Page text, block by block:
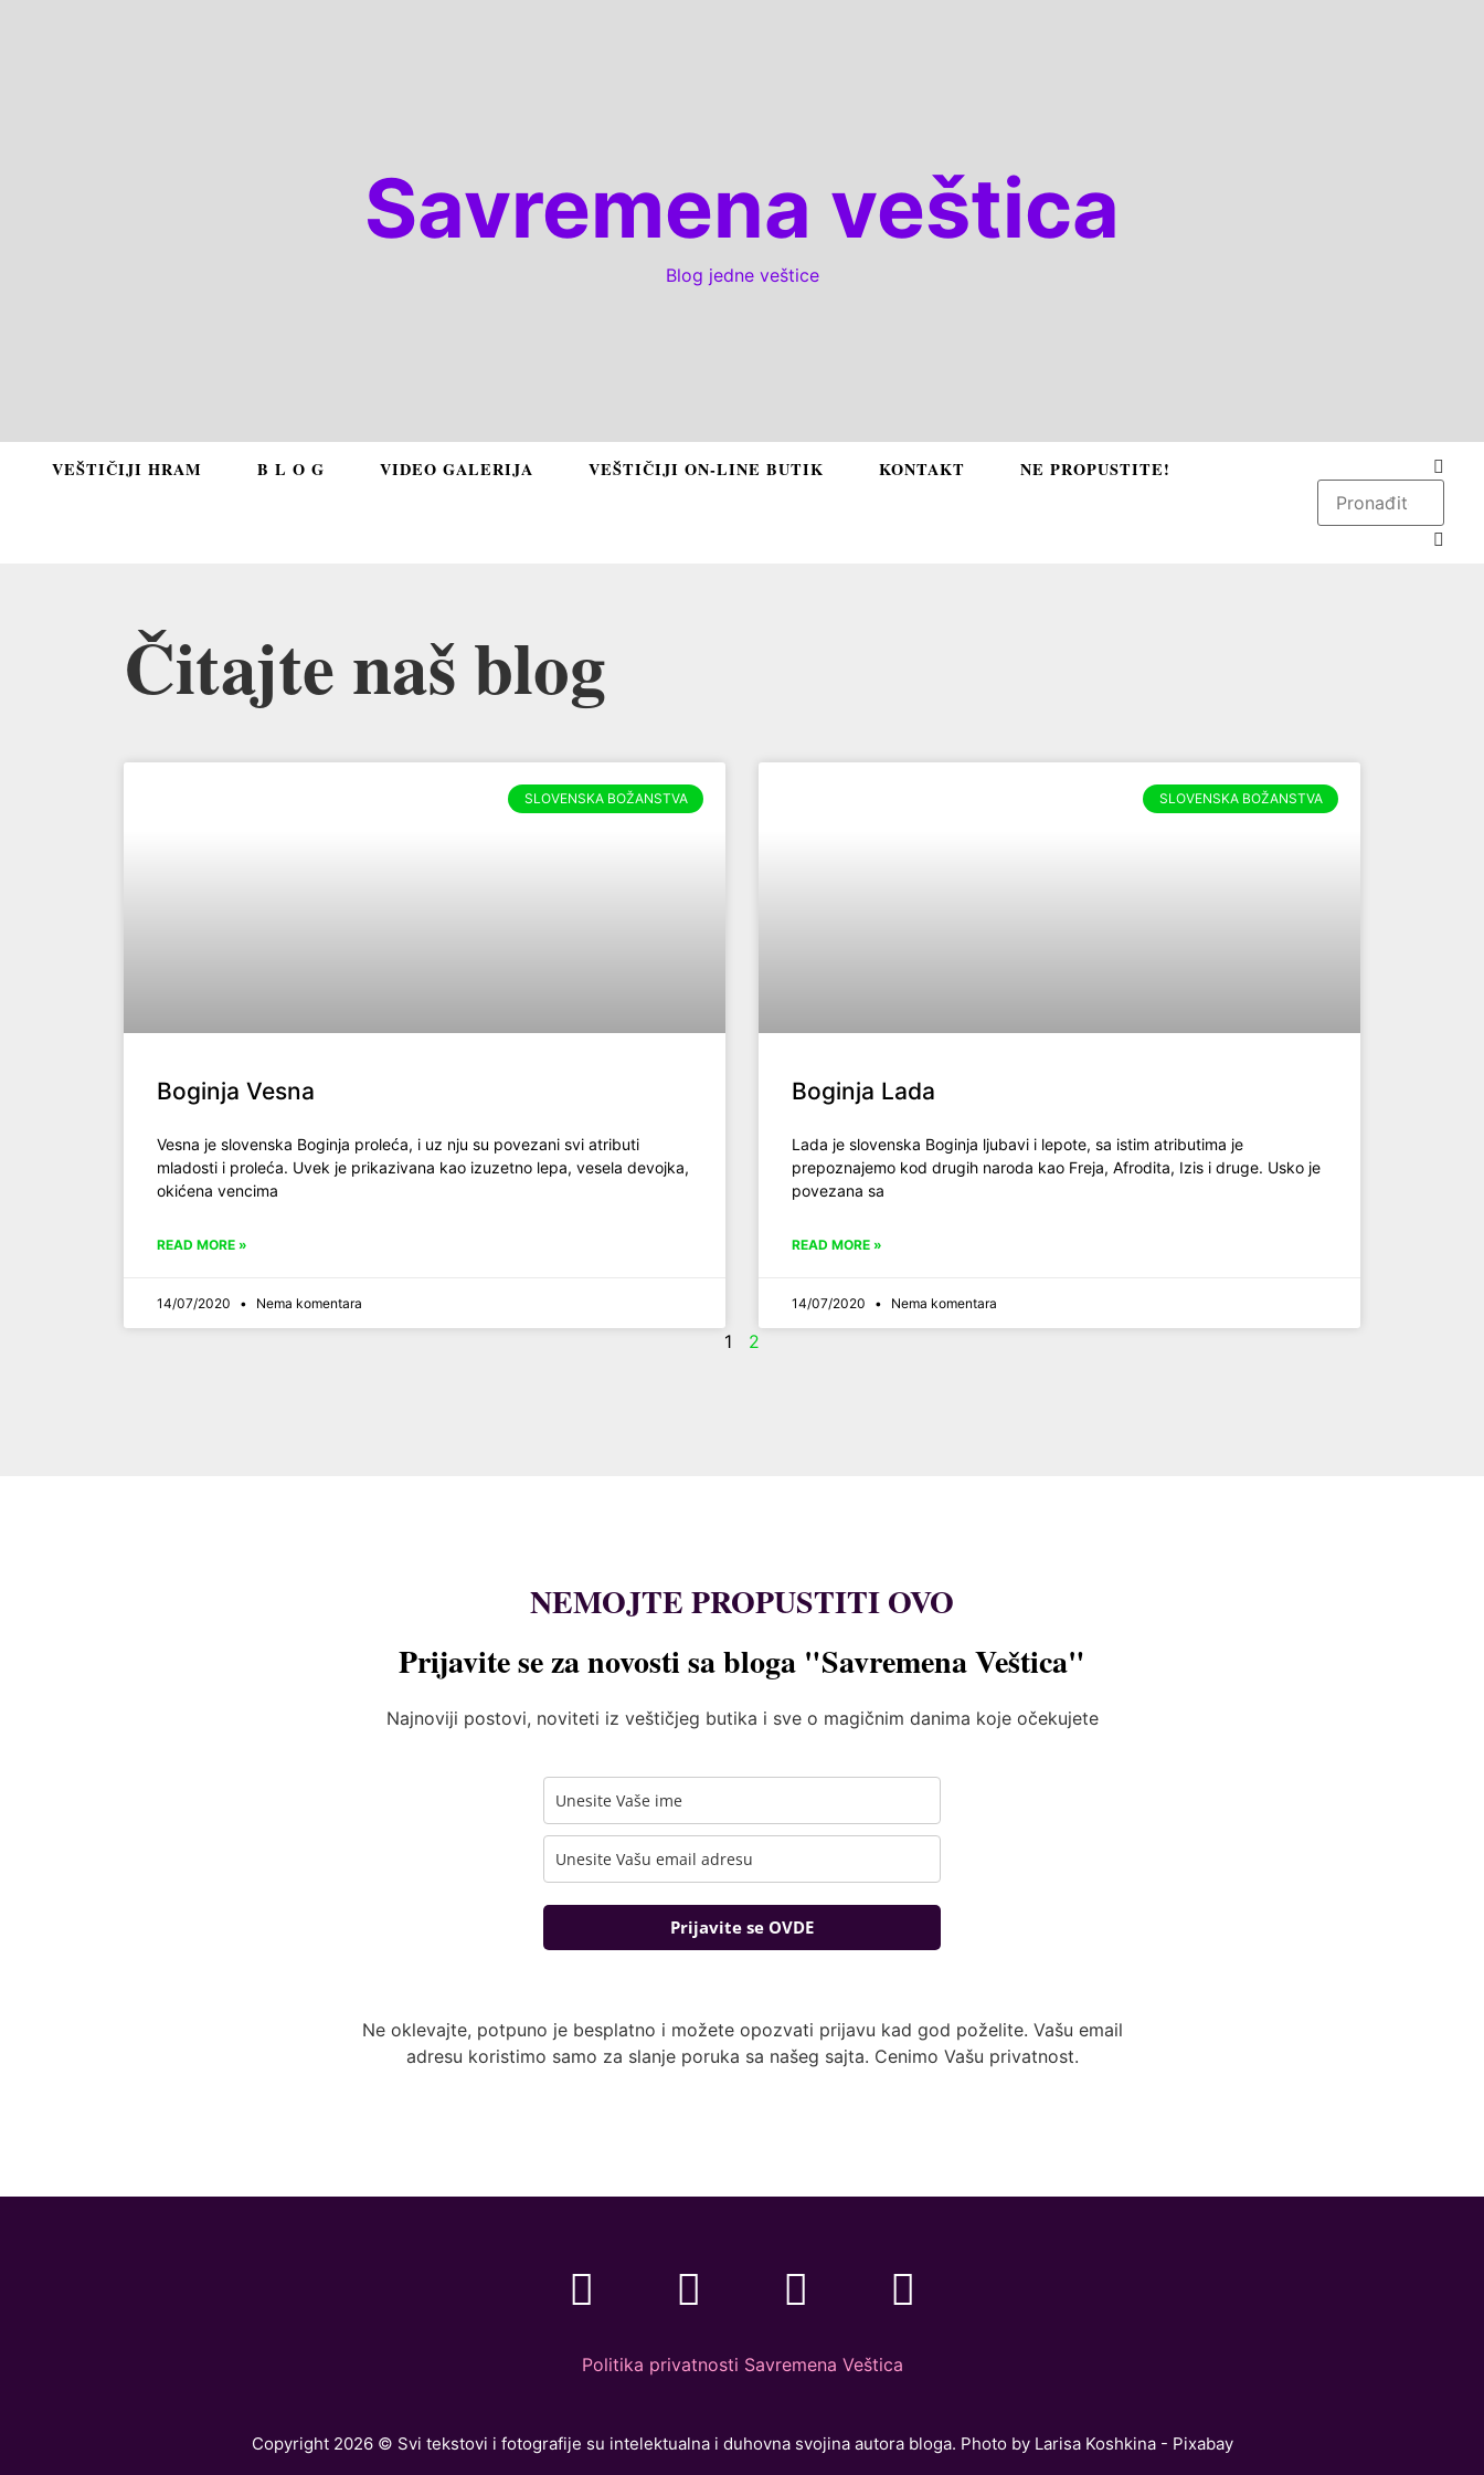
Savremena veštica
Blog jedne veštice
VEŠTIČIJI HRAM B L O G VIDEO GALERIJA VEŠTIČIJI ON-LINE BUTIK KONTAKT NE PROPUSTITE!
Čitajte naš blog
SLOVENSKA BOŽANSTVA
Boginja Vesna
Vesna je slovenska Boginja proleća, i uz nju su povezani svi atributi
mladosti i proleća. Uvek je prikazivana kao izuzetno lepa, vesela devojka,
okićena vencima
READ MORE »
14/07/2020 Nema komentara
SLOVENSKA BOŽANSTVA
Boginja Lada
Lada je slovenska Boginja ljubavi i lepote, sa istim atributima je
prepoznajemo kod drugih naroda kao Freja, Afrodita, Izis i druge. Usko je
povezana sa
READ MORE »
14/07/2020 Nema komentara
1 2
NEMOJTE PROPUSTITI OVO
Prijavite se za novosti sa bloga "Savremena Veštica"
Najnoviji postovi, noviteti iz veštičjeg butika i sve o magičnim danima koje očekujete
Prijavite se OVDE
Ne oklevajte, potpuno je besplatno i možete opozvati prijavu kad god poželite. Vašu email
adresu koristimo samo za slanje poruka sa našeg sajta. Cenimo Vašu privatnost.
Politika privatnosti Savremena Veštica
Copyright 2026 © Svi tekstovi i fotografije su intelektualna i duhovna svojina autora bloga. Photo by Larisa Koshkina - Pixabay